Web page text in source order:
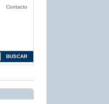
Contacto